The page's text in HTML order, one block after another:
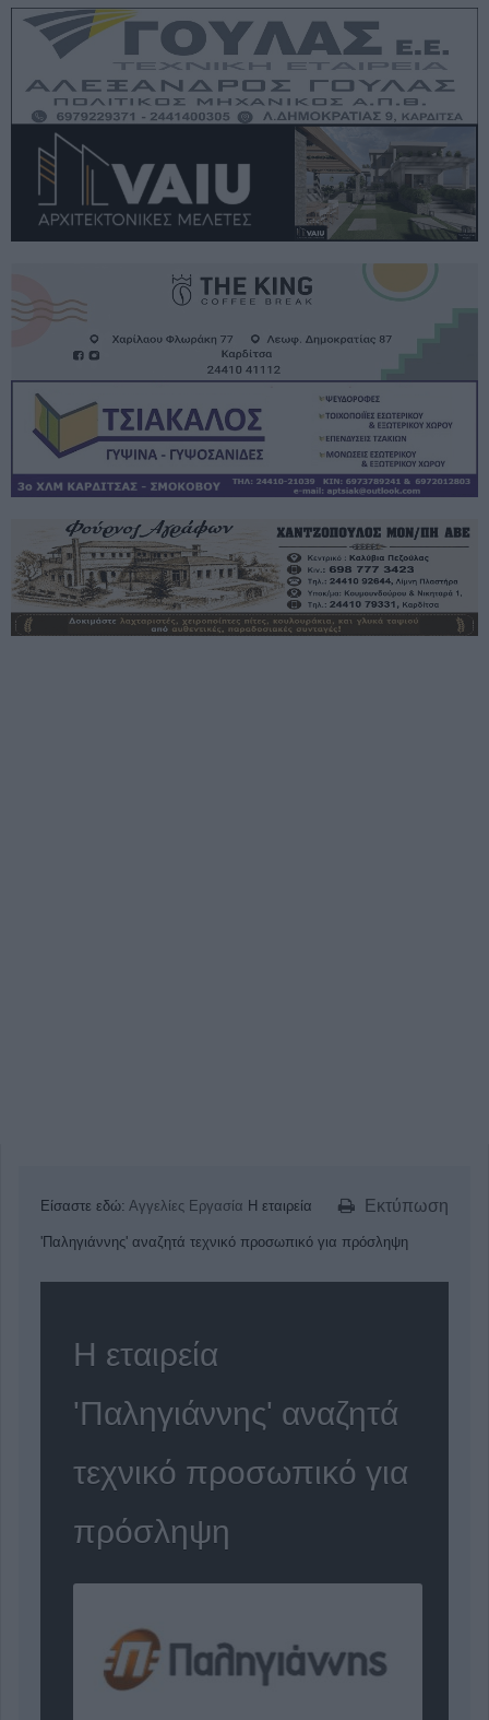
Εκτύπωση
Είσαστε εδώ: Αγγελίες Εργασία Η εταιρεία
'Παληγιάννης' αναζητά τεχνικό προσωπικό για πρόσληψη
Η εταιρεία
'Παληγιάννης' αναζητά
τεχνικό προσωπικό για
πρόσληψη